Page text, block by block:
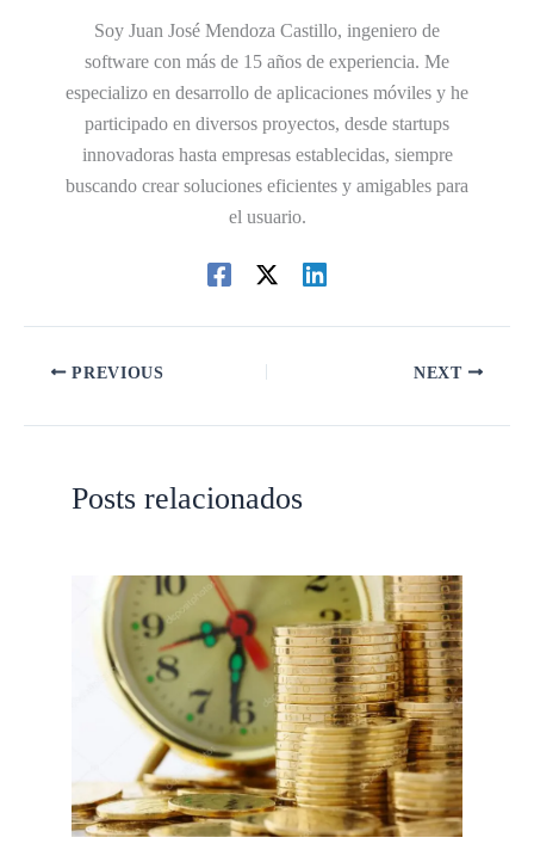
Soy Juan José Mendoza Castillo, ingeniero de
software con más de 15 años de experiencia. Me
especializo en desarrollo de aplicaciones móviles y he
participado en diversos proyectos, desde startups
innovadoras hasta empresas establecidas, siempre
buscando crear soluciones eficientes y amigables para
el usuario.
PREVIOUS NEXT
Posts relacionados